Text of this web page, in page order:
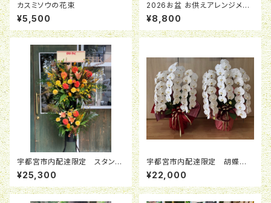
カスミソウの花束
¥5,500
2026お盆 お供えアレンジメン
ト「月明」 ￥8,800
¥8,800
宇都宮市内配達限定 スタンド
花 ２段
¥25,300
宇都宮市内配達限定 胡蝶蘭
鉢３本立ち 36~42輪
¥22,000